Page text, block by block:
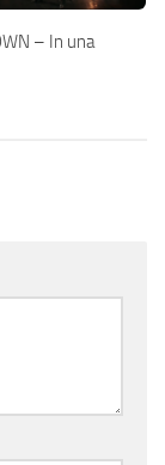
– In una